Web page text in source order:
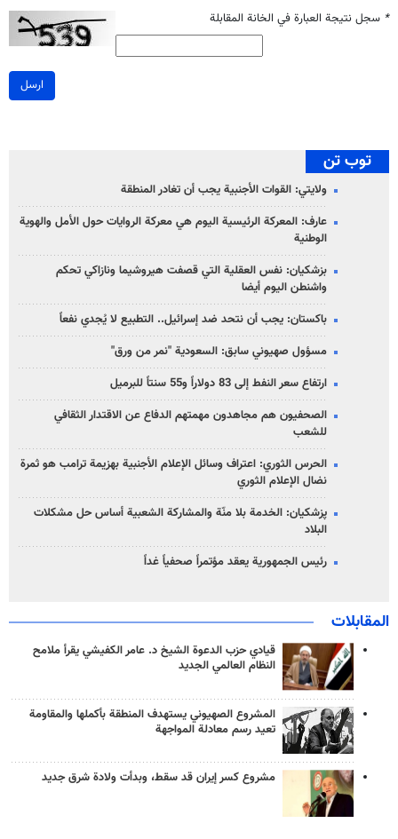
* سجل نتيجة العبارة في الخانة المقابلة
ارسل
توب تن
ولايتي: القوات الأجنبية يجب أن تغادر المنطقة
عارف: المعركة الرئيسية اليوم هي معركة الروايات حول الأمل والهوية
الوطنية
بزشكيان: نفس العقلية التي قصفت هيروشيما ونازاكي تحكم
واشنطن اليوم أيضا
باكستان: يجب أن نتحد ضد إسرائيل.. التطبيع لا يُجدي نفعاً
مسؤول صهيوني سابق: السعودية "نمر من ورق"
ارتفاع سعر النفط إلى 83 دولاراً و55 سنتاً للبرميل
الصحفيون هم مجاهدون مهمتهم الدفاع عن الاقتدار الثقافي
للشعب
الحرس الثوري: اعتراف وسائل الإعلام الأجنبية بهزيمة ترامب هو ثمرة
نضال الإعلام الثوري
پزشکیان: الخدمة بلا منّة والمشاركة الشعبية أساس حل مشكلات
البلاد
رئيس الجمهورية يعقد مؤتمراً صحفياً غداً
المقابلات
قيادي حزب الدعوة الشيخ د. عامر الكفيشي يقرأ ملامح
النظام العالمي الجديد
المشروع الصهيوني يستهدف المنطقة بأكملها والمقاومة
تعيد رسم معادلة المواجهة
مشروع كسر إيران قد سقط، وبدأت ولادة شرق جديد